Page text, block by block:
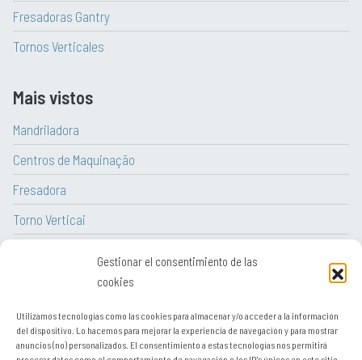
Gestionar el consentimiento de las
cookies
Utilizamos tecnologías como las cookies para almacenar y/o acceder a la información
del dispositivo. Lo hacemos para mejorar la experiencia de navegación y para mostrar
anuncios (no) personalizados. El consentimiento a estas tecnologías nos permitirá
Fresadoras Gantry
Tornos Verticales
Mais vistos
Mandriladora
Centros de Maquinação
Fresadora
Torno Verticai